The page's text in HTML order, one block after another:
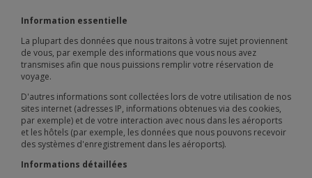
Information essentielle
La plupart des données que nous traitons à votre sujet proviennent
de vous, par exemple des informations que vous nous avez
transmises afin que nous puissions remplir votre réservation de
voyage.
D'autres informations sont collectées lors de votre utilisation de nos
sites internet (adresses IP, informations obtenues via des cookies,
par exemple) et de votre interaction avec nous dans les aéroports
et les hôtels (par exemple, les données que nous pouvons recevoir
des systèmes d'enregistrement dans les aéroports).
Informations détaillées